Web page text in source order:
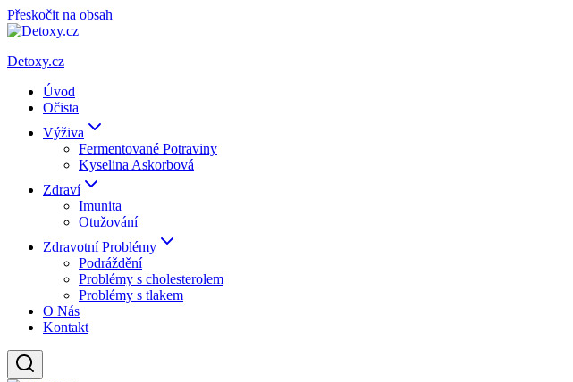
Přeskočit na obsah
Detoxy.cz
Úvod
Očista
Výživa
Fermentované Potraviny
Kyselina Askorbová
Zdraví
Imunita
Otužování
Zdravotní Problémy
Podráždění
Problémy s cholesterolem
Problémy s tlakem
O Nás
Kontakt